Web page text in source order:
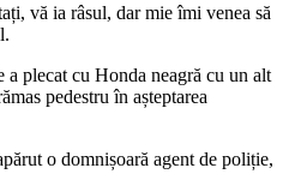
vă ia râsul, dar mie îmi venea să
plecat cu Honda neagră cu un alt
pedestru în așteptarea
o domnișoară agent de poliție,